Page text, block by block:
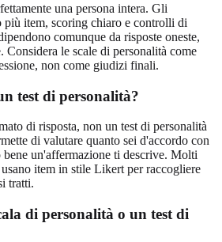
una persona intera. Gli
più item, scoring chiaro e controlli di
comunque da risposte oneste,
Considera le scale di personalità come
non come giudizi finali.
test di personalità?
di risposta, non un test di personalità
di valutare quanto sei d'accordo con
un'affermazione ti descrive. Molti
item in stile Likert per raccogliere
tratti.
di personalità o un test di